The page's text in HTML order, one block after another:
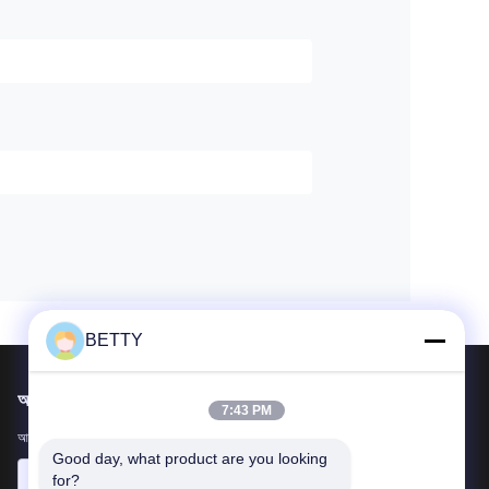
আমাদের মেইল ​​করুন
আপনার প্রয়োজনীয়তা আমাদের জানান। আমরা আপনার সাথে সেরা পণ্য সংযোগ করব।
BETTY
7:43 PM
Good day, what product are you looking
for?